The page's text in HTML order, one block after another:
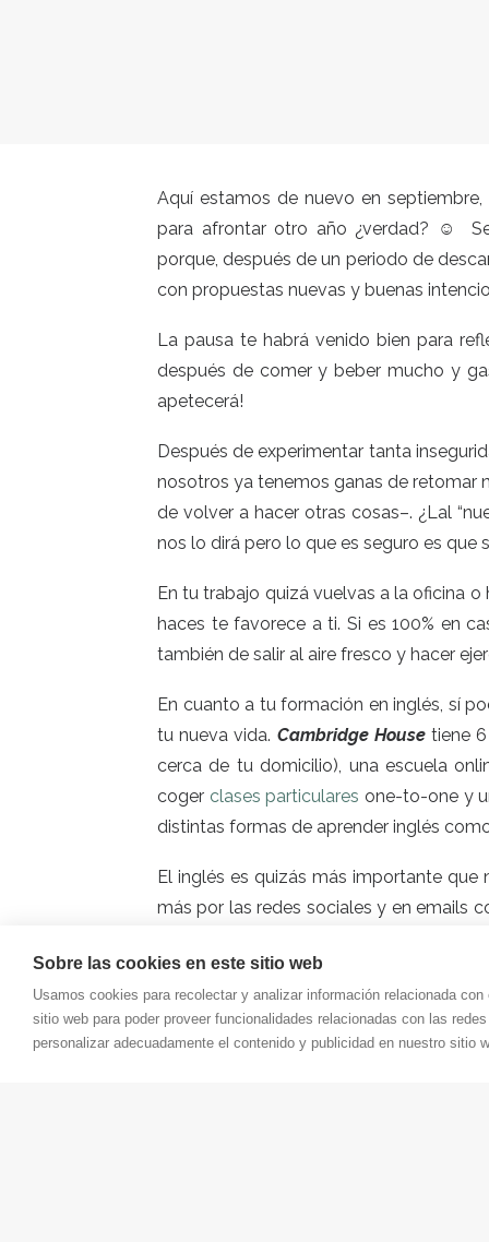
Aquí estamos de nuevo en
para afrontar otro año ¿verdad? ☺
porque, después de un periodo de
con propuestas nuevas y buenas
La pausa te habrá venido bien para
después de comer y beber mucho y
apetecerá!
Después de experimentar tanta
nosotros ya tenemos ganas de retomar
de volver a hacer otras cosas–. ¿Lal
nos lo dirá pero lo que es seguro es que
En tu trabajo quizá vuelvas a la oficina o
haces te favorece a ti. Si es 100% en
también de salir al aire fresco y hacer
En cuanto a tu formación en inglés, sí
tu nueva vida. Cambridge Housetiene
cerca de tu domicilio), unaescuela
coger clases particularesone-to-one y
distintas formas de aprender inglés
El inglés es quizás más importante
más por las redes sociales y en emails
EnTalking with Cambridge Housetienes
trabajo o en el móvil mientras viajas,
horarios. Y si añades elPremium,puedes
Sobre las cookies en este sitio web
Usamos cookies para recolectar y analizar información relacionada
sitio web para poder proveer funcionalidades relacionadas con las
personalizar adecuadamente el contenido y publicidad en nuestro sitio